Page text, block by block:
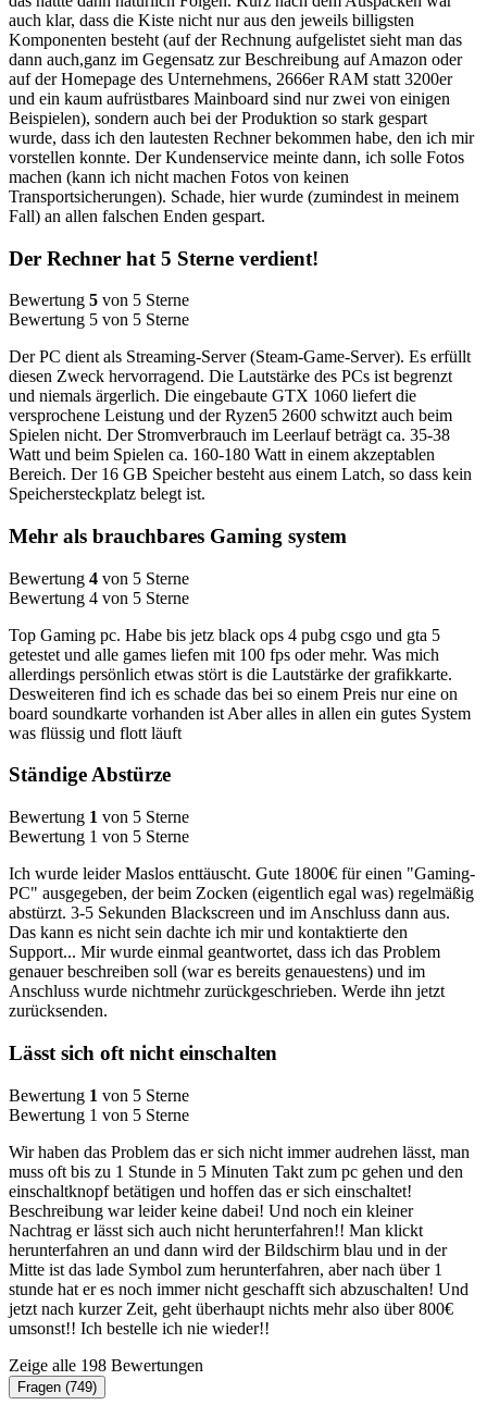
auch klar, dass die Kiste nicht nur aus den jeweils billigsten
Komponenten besteht (auf der Rechnung aufgelistet sieht man das
dann auch,ganz im Gegensatz zur Beschreibung auf Amazon oder
auf der Homepage des Unternehmens, 2666er RAM statt 3200er
und ein kaum aufrüstbares Mainboard sind nur zwei von einigen
Beispielen), sondern auch bei der Produktion so stark gespart
wurde, dass ich den lautesten Rechner bekommen habe, den ich mir
vorstellen konnte. Der Kundenservice meinte dann, ich solle Fotos
machen (kann ich nicht machen Fotos von keinen
Transportsicherungen). Schade, hier wurde (zumindest in meinem
Fall) an allen falschen Enden gespart.
Der Rechner hat 5 Sterne verdient!
Bewertung 5 von 5 Sterne
Bewertung 5 von 5 Sterne
Der PC dient als Streaming-Server (Steam-Game-Server). Es erfüllt
diesen Zweck hervorragend. Die Lautstärke des PCs ist begrenzt
und niemals ärgerlich. Die eingebaute GTX 1060 liefert die
versprochene Leistung und der Ryzen5 2600 schwitzt auch beim
Spielen nicht. Der Stromverbrauch im Leerlauf beträgt ca. 35-38
Watt und beim Spielen ca. 160-180 Watt in einem akzeptablen
Bereich. Der 16 GB Speicher besteht aus einem Latch, so dass kein
Speichersteckplatz belegt ist.
Mehr als brauchbares Gaming system
Bewertung 4 von 5 Sterne
Bewertung 4 von 5 Sterne
Top Gaming pc. Habe bis jetz black ops 4 pubg csgo und gta 5
getestet und alle games liefen mit 100 fps oder mehr. Was mich
allerdings persönlich etwas stört is die Lautstärke der grafikkarte.
Desweiteren find ich es schade das bei so einem Preis nur eine on
board soundkarte vorhanden ist Aber alles in allen ein gutes System
was flüssig und flott läuft
Ständige Abstürze
Bewertung 1 von 5 Sterne
Bewertung 1 von 5 Sterne
Ich wurde leider Maslos enttäuscht. Gute 1800€ für einen "Gaming-
PC" ausgegeben, der beim Zocken (eigentlich egal was) regelmäßig
abstürzt. 3-5 Sekunden Blackscreen und im Anschluss dann aus.
Das kann es nicht sein dachte ich mir und kontaktierte den
Support... Mir wurde einmal geantwortet, dass ich das Problem
genauer beschreiben soll (war es bereits genauestens) und im
Anschluss wurde nichtmehr zurückgeschrieben. Werde ihn jetzt
zurücksenden.
Lässt sich oft nicht einschalten
Bewertung 1 von 5 Sterne
Bewertung 1 von 5 Sterne
Wir haben das Problem das er sich nicht immer audrehen lässt, man
muss oft bis zu 1 Stunde in 5 Minuten Takt zum pc gehen und den
einschaltknopf betätigen und hoffen das er sich einschaltet!
Beschreibung war leider keine dabei! Und noch ein kleiner
Nachtrag er lässt sich auch nicht herunterfahren!! Man klickt
herunterfahren an und dann wird der Bildschirm blau und in der
Mitte ist das lade Symbol zum herunterfahren, aber nach über 1
stunde hat er es noch immer nicht geschafft sich abzuschalten! Und
jetzt nach kurzer Zeit, geht überhaupt nichts mehr also über 800€
umsonst!! Ich bestelle ich nie wieder!!
Zeige alle 198 Bewertungen
Fragen (749)